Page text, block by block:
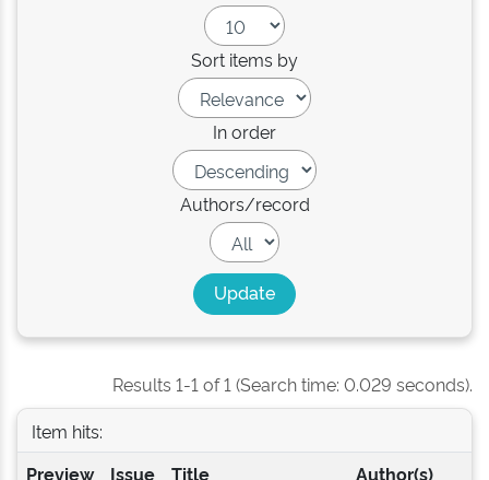
Sort items by
In order
Authors/record
Results 1-1 of 1 (Search time: 0.029 seconds).
Item hits:
Preview
Issue
Title Author(s)